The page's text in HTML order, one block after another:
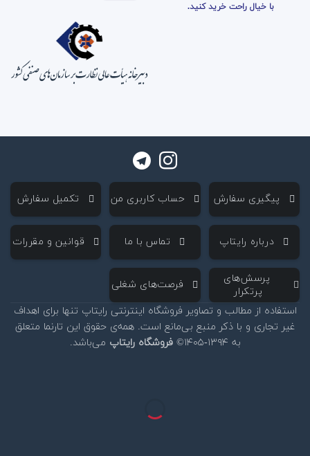
با خیال راحت خرید کنید.
‌ پیگیری سفارش ‌ حساب کاربری من ‌ تکمیل سفارش
‌ درباره رایتاپ ‌ تماس با ما ‌ قوانین و مقررات
‌ پرسش‌های
پرتکرار
‌ فرصت‌های شغلی
استفاده از مطالب و تصاویر فروشگاه اینترنتی رایتاپ تنها برای اهداف
غیر تجاری و با ذکر منبع بی‌مانع است. همه‌ی حقوق این تارنما متعلق
به ۱۳۹۴-۱۴۰۵©
فروشگاه رایتاپ می‌باشد.